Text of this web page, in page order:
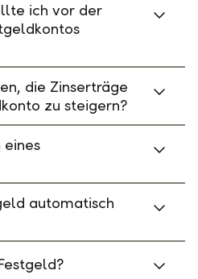
ich vor der
die Zinserträge
zu steigern?
eines
automatisch